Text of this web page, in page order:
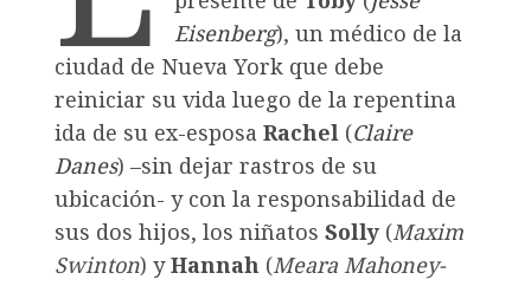
Eisenberg), un médico de la
ciudad de Nueva York que debe
reiniciar su vida luego de la repentina
ida de su ex-esposa Rachel (Claire
Danes) –sin dejar rastros de su
ubicación- y con la responsabilidad de
sus dos hijos, los niñatos Solly (Maxim
Swinton) yHannah (Meara Mahoney-